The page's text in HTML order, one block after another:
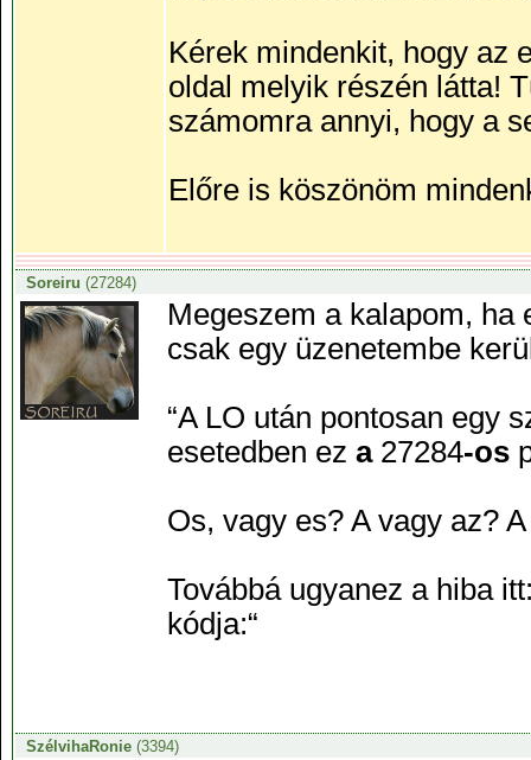
Kérek mindenkit, hogy az
oldal melyik részén látta!
számomra annyi, hogy a
Előre is köszönöm
Soreiru (27284)
Megeszem a kalapom, ha
csak egy üzenetembe
“A LO után pontosan egy
esetedben ez a27284-os
Os, vagy es? A vagy az?
Továbbá ugyanez a hiba
kódja:“
SzélvihaRonie(3394)